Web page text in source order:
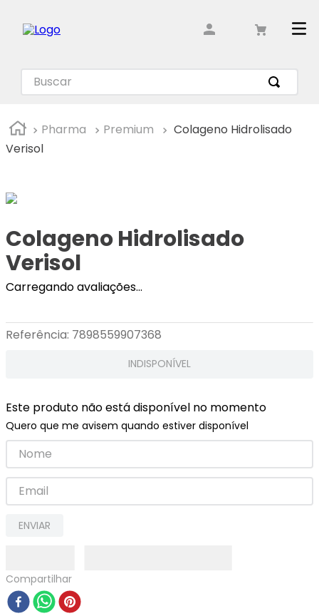
Pharma Premium
Colageno Hidrolisado
Verisol
Colageno Hidrolisado
Verisol
Carregando avaliações...
Referência: 7898559907368
INDISPONÍVEL
Este produto não está disponível no momento
Quero que me avisem quando estiver disponível
ENVIAR
Compartilhar